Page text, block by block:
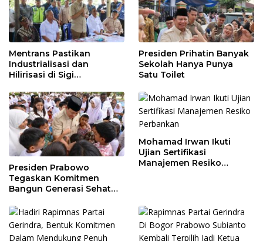
Mentrans Pastikan
Industrialisasi dan
Hilirisasi di Sigi
Perekonomian Daerah
Presiden Prihatin Banyak
Sekolah Hanya Punya
Satu Toilet
Presiden Prabowo
Tegaskan Komitmen
Bangun Generasi Sehat
Mohamad Irwan Ikuti
Ujian Sertifikasi
Manajemen Resiko